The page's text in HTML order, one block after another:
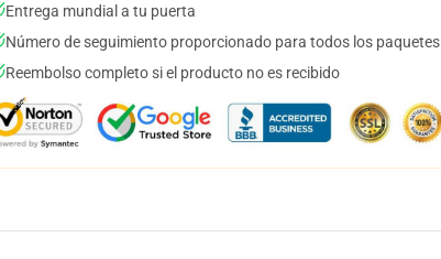
Entrega mundial a tu puerta
Número de seguimiento proporcionado para todos los paquetes
Reembolso completo si el producto no es recibido